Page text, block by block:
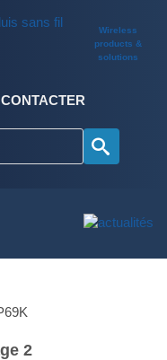
Wireless
products &
solutions
2